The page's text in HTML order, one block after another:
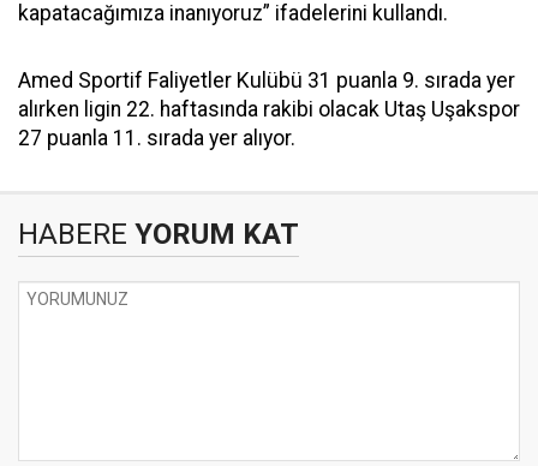
kapatacağımıza inanıyoruz” ifadelerini kullandı.
Amed Sportif Faliyetler Kulübü 31 puanla 9. sırada yer
alırken ligin 22. haftasında rakibi olacak Utaş Uşakspor
27 puanla 11. sırada yer alıyor.
HABERE YORUM KAT